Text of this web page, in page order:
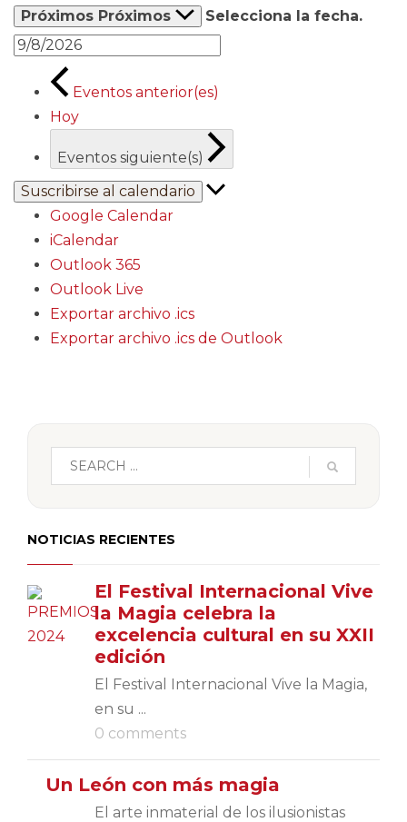
Próximos Próximos Selecciona la fecha.
Eventos anterior(es)
Hoy
Eventos siguiente(s)
Suscribirse al calendario
Google Calendar
iCalendar
Outlook 365
Outlook Live
Exportar archivo .ics
Exportar archivo .ics de Outlook
NOTICIAS RECIENTES
El Festival Internacional Vive
la Magia celebra la
excelencia cultural en su XXII
edición
El Festival Internacional Vive la Magia,
en su ...
0 comments
Un León con más magia
El arte inmaterial de los ilusionistas